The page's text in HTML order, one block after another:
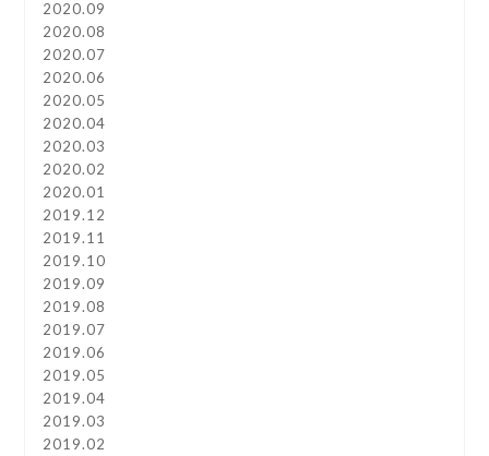
2020.09
2020.08
2020.07
2020.06
2020.05
2020.04
2020.03
2020.02
2020.01
2019.12
2019.11
2019.10
2019.09
2019.08
2019.07
2019.06
2019.05
2019.04
2019.03
2019.02